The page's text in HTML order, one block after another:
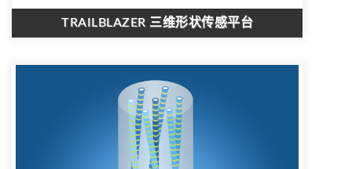
TRAILBLAZER 三维形状传感平台